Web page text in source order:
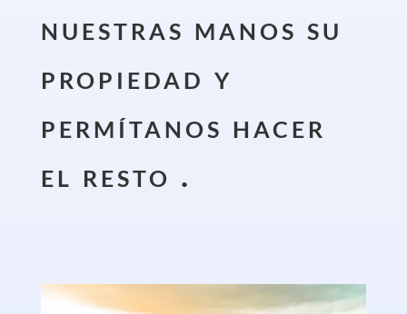
nuestras manos su
propiedad y
permítanos hacer
el resto .